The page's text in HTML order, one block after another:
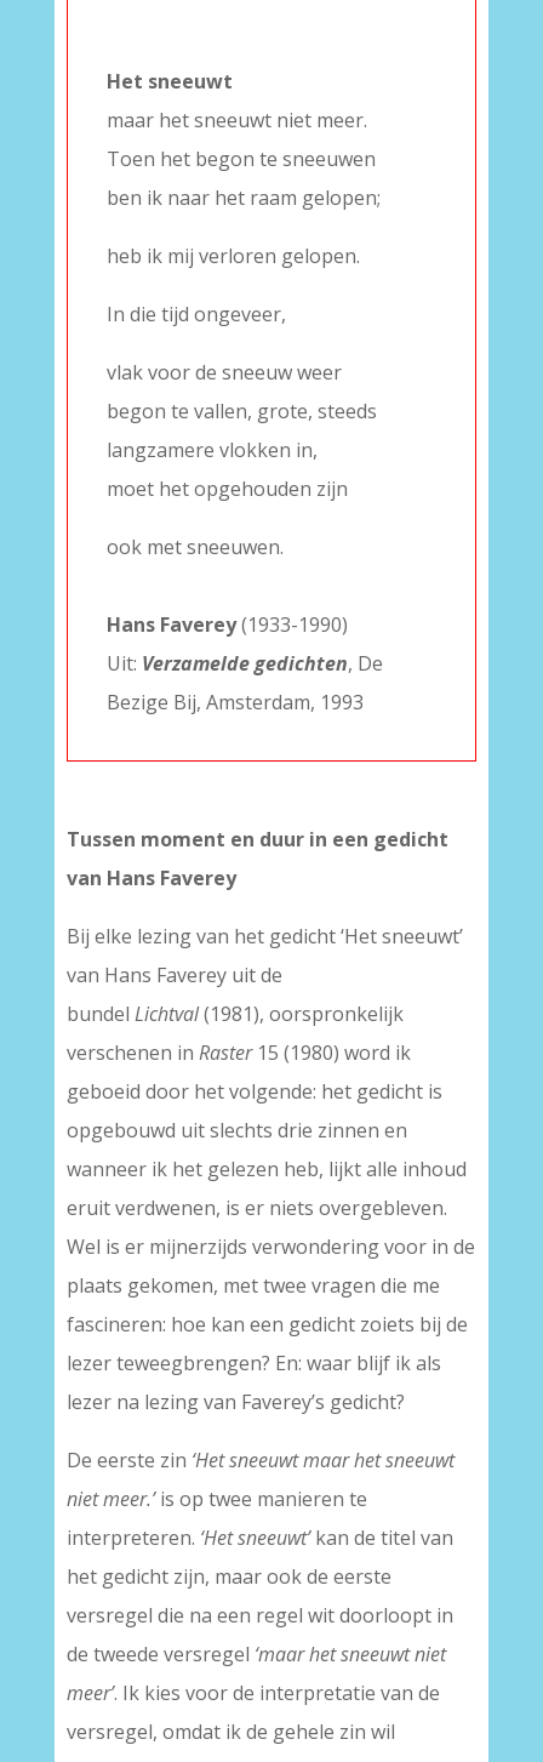
Het sneeuwt
maar het sneeuwt niet meer.
Toen het begon te sneeuwen
ben ik naar het raam gelopen;
heb ik mij verloren gelopen.
In die tijd ongeveer,
vlak voor de sneeuw weer
begon te vallen, grote, steeds
langzamere vlokken in,
moet het opgehouden zijn
ook met sneeuwen.
Hans Faverey(1933-1990)
Uit: Verzamelde gedichten, De
Bezige Bij, Amsterdam, 1993
Tussen moment en duur in een gedicht
van Hans Faverey
Bij elke lezing van het gedicht ‘Het sneeuwt’
van Hans Faverey uit de
bundel Lichtval(1981), oorspronkelijk
verschenen in Raster15 (1980) word ik
geboeid door het volgende: het gedicht is
opgebouwd uit slechts drie zinnen en
wanneer ik het gelezen heb, lijkt alle inhoud
eruit verdwenen, is er niets overgebleven.
Wel is er mijnerzijds verwondering voor in de
plaats gekomen, met twee vragen die me
fascineren: hoe kan een gedicht zoiets bij de
lezer teweegbrengen? En: waar blijf ik als
lezer na lezing van Faverey’s gedicht?
De eerste zin ‘Het sneeuwt maar het sneeuwt
niet meer.’is op twee manieren te
interpreteren. ‘Het sneeuwt’kan de titel van
het gedicht zijn, maar ook de eerste
versregel die na een regel wit doorloopt in
de tweede versregel ‘maar het sneeuwt niet
meer’. Ik kies voor de interpretatie van de
versregel, omdat ik de gehele zin wil